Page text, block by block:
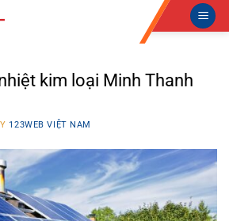
kim loại Minh Thanh
123WEB VIỆT NAM